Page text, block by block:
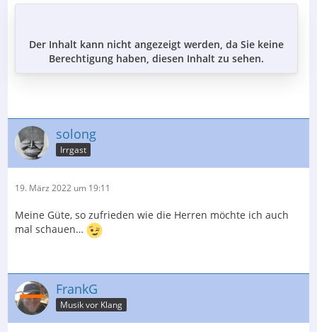
Der Inhalt kann nicht angezeigt werden, da Sie keine
Berechtigung haben, diesen Inhalt zu sehen.
solong
Irrgast
19. März 2022 um 19:11
Meine Güte, so zufrieden wie die Herren möchte ich auch
mal schauen…
FrankG
Musik vor Klang